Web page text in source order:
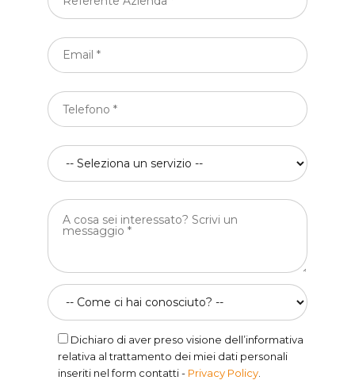
Dichiaro di aver preso visione dell’informativa
relativa al trattamento dei miei dati personali
inseriti nel form contatti - Privacy Policy